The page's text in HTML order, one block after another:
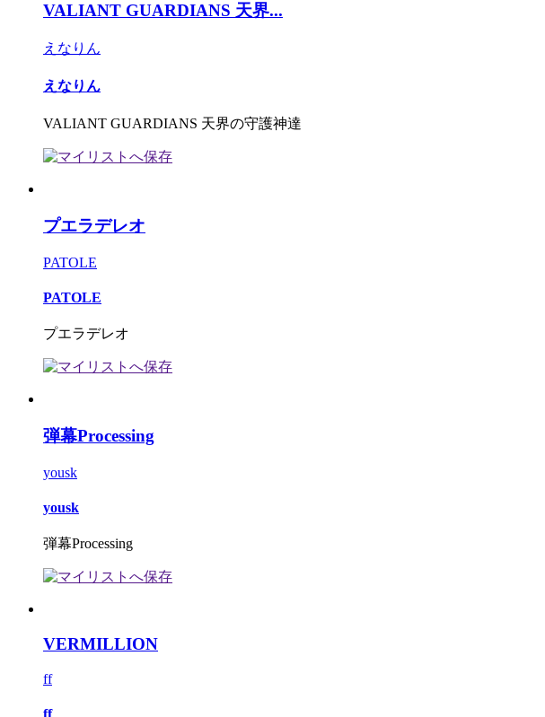
VALIANT GUARDIANS 天界...
えなりん
えなりん
VALIANT GUARDIANS 天界の守護神達
プエラデレオ
PATOLE
PATOLE
プエラデレオ
弾幕Processing
yousk
yousk
弾幕Processing
VERMILLION
ff
ff